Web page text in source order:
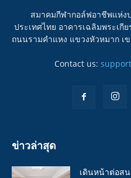
สมาคมกีฬากอล์ฟอาชีพแห่ง
ประเทศไทย อาคารเฉลิมพระเ
ถนนรามคำแหง แขวงหัวหมาก เ
Contact us:
ข่าวล่าสุด
เดินหน้าต่อสน